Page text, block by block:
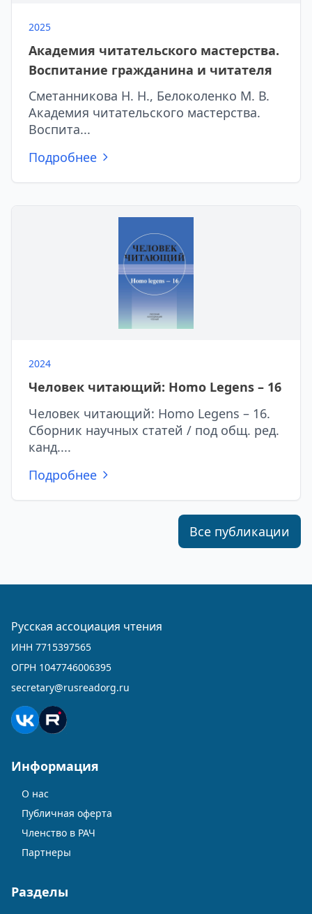
2025
Академия читательского мастерства.
Воспитание гражданина и читателя
Сметанникова Н. Н., Белоколенко М. В.
Академия читательского мастерства.
Воспита...
Подробнее
2024
Человек читающий: Homo Legens – 16
Человек читающий: Homo Legens – 16.
Сборник научных статей / под общ. ред.
канд....
Подробнее
Все публикации
Русская ассоциация чтения
ИНН 7715397565
ОГРН 1047746006395
secretary@rusreadorg.ru
Информация
О нас
Публичная оферта
Членство в РАЧ
Партнеры
Разделы